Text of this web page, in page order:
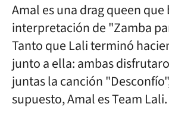
Amal es una drag queen
interpretación de "Zamba
Tanto que Lali terminó
junto a ella: ambas
juntas la canción
supuesto, Amal es Team Lali.